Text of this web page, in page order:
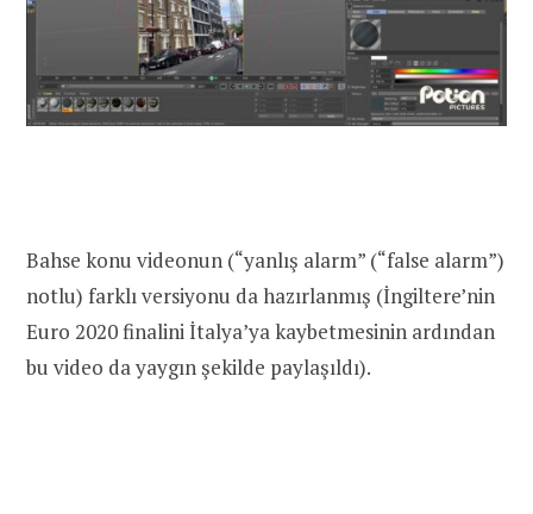
Bahse konu videonun (“yanlış alarm” (“false alarm”)
notlu) farklı versiyonu da hazırlanmış (İngiltere’nin
Euro 2020 finalini İtalya’ya kaybetmesinin ardından
bu video da yaygın şekilde paylaşıldı).